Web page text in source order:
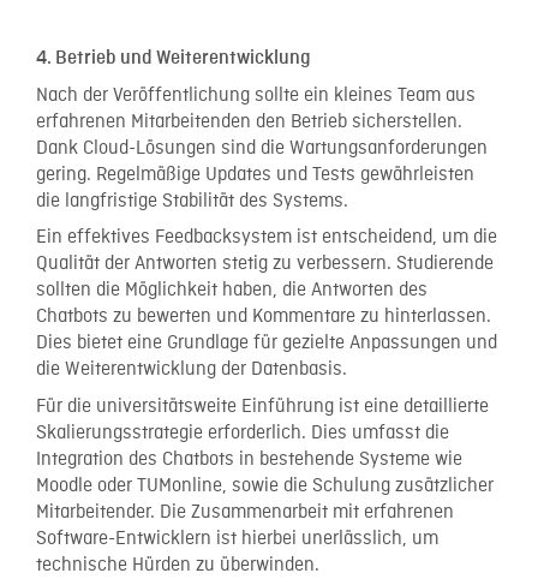
4. Betrieb und Weiterentwicklung
Nach der Veröffentlichung sollte ein kleines Team aus
erfahrenen Mitarbeitenden den Betrieb sicherstellen.
Dank Cloud-Lösungen sind die Wartungsanforderungen
gering. Regelmäßige Updates und Tests gewährleisten
die langfristige Stabilität des Systems.
Ein effektives Feedbacksystem ist entscheidend, um die
Qualität der Antworten stetig zu verbessern. Studierende
sollten die Möglichkeit haben, die Antworten des
Chatbots zu bewerten und Kommentare zu hinterlassen.
Dies bietet eine Grundlage für gezielte Anpassungen und
die Weiterentwicklung der Datenbasis.
Für die universitätsweite Einführung ist eine detaillierte
Skalierungsstrategie erforderlich. Dies umfasst die
Integration des Chatbots in bestehende Systeme wie
Moodle oder TUMonline, sowie die Schulung zusätzlicher
Mitarbeitender. Die Zusammenarbeit mit erfahrenen
Software-Entwicklern ist hierbei unerlässlich, um
technische Hürden zu überwinden.